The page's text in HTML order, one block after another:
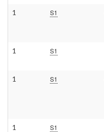
1 S1
1 S1
1 S1
1 S1